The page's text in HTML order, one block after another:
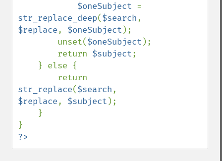
$oneSubject
str_replace_deep($search
$replace, $oneSubject );
        unset(
$oneSubject );
        return
$subject;
str_replace($search
$replace, $subject );
?>